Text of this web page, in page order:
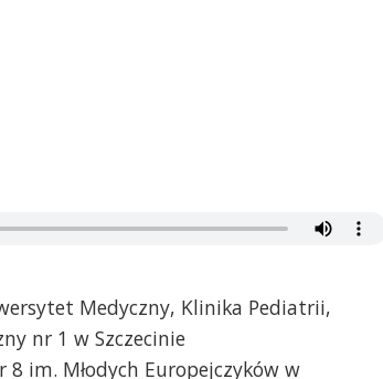
Medyczny, Klinika Pediatrii,
nr 1 w Szczecinie
im. Młodych Europejczyków w